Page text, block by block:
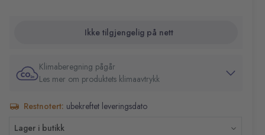
Ikke tilgjengelig på nett
Klimaberegning pågår
Les mer om produktets klimaavtrykk
Restnotert: ubekreftet leveringsdato
Lager i butikk